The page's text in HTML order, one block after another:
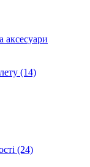
аксесуари
(14)
(24)